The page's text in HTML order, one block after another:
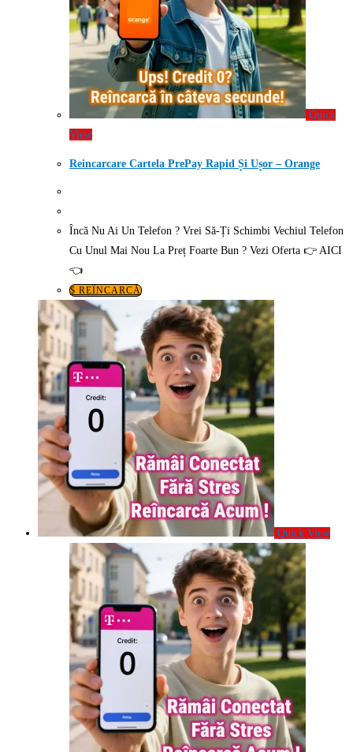
Quick
View
Reincarcare Cartela PrePay Rapid Și Ușor – Orange
Încă Nu Ai Un Telefon ? Vrei Să-Ți Schimbi Vechiul Telefon
Cu Unul Mai Nou La Preț Foarte Bun ? Vezi Oferta 👉 AICI
👈
$ REÎNCARCĂ
Quick View